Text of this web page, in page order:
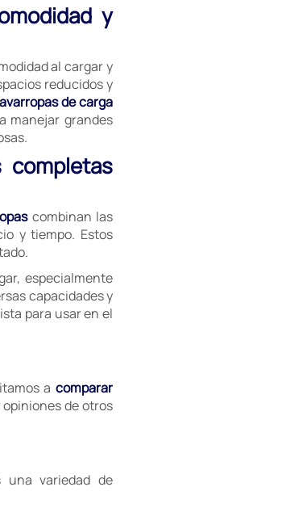
y
al cargar y
reducidos y
de carga
manejar grandes
completas
combinan las
y tiempo. Estos
especialmente
capacidades y
para usar en el
a comparar
de otros
una variedad de